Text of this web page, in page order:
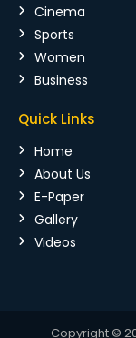
Cinema
Sports
Women
Business
Quick Links
Home
About Us
E-Paper
Gallery
Videos
Copyright ©